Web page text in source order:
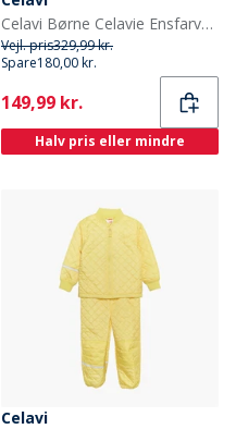
Celavi Børne Celavie Ensfarvet Basis Termosæt Khaki
Vejl. pris329,99 kr.
Spare180,00 kr.
Current
149,99 kr.
Halv pris eller mindre
Celavi